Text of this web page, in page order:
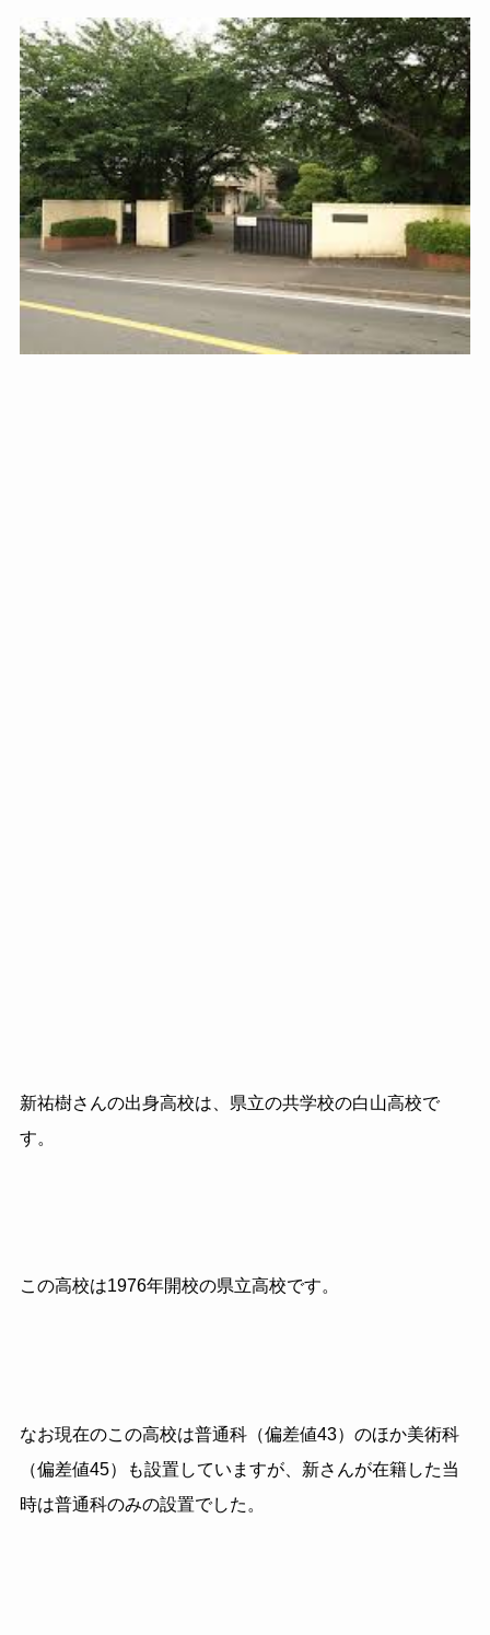
新祐樹さんの出身高校は、県立の共学校の白山高校で
す。
この高校は1976年開校の県立高校です。
なお現在のこの高校は普通科（偏差値43）のほか美術科
（偏差値45）も設置していますが、新さんが在籍した当
時は普通科のみの設置でした。